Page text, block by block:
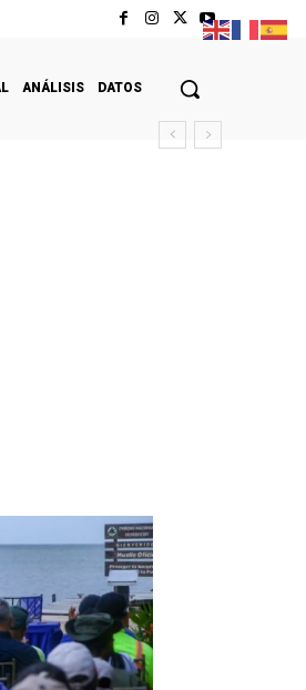
ANÁLISIS DATOS